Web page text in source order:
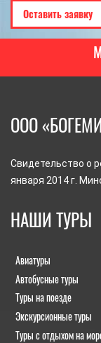
ООО
Свидетельство о
января 2014 г.
НАШИ ТУРЫ
Авиатуры
Автобусные туры
Туры на поезде
Экскурсионные туры
Туры с отдыхом на